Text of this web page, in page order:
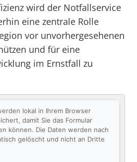
wird der Notfallservice
eine zentrale Rolle
vor unvorhergesehenen
und für eine
im Ernstfall zu
lokal in Ihrem Browser
damit Sie das Formular
können. Die Daten werden nach
gelöscht und nicht an Dritte